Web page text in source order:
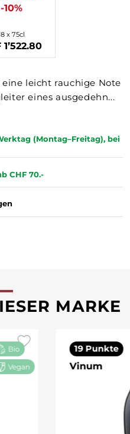
-10%
x 75cl
1’522.80
leicht rauchige Note
eines ausgedehn...
(Montag–Freitag), bei
CHF 70.-
MARKE
Bio
Vegan
19 Punkte
Vinum